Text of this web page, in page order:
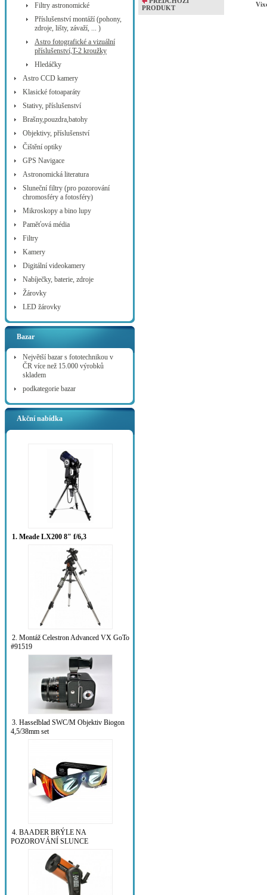
Filtry astronomické
Příslušenství montáží (pohony,
zdroje, lišty, závaží, ... )
Astro fotografické a vizuální
příslušenství,T-2 kroužky
Hledáčky
Astro CCD kamery
Klasické fotoaparáty
Stativy, příslušenství
Brašny,pouzdra,batohy
Objektivy, příslušenství
Čištění optiky
GPS Navigace
Astronomická literatura
Sluneční filtry (pro pozorování
chromosféry a fotosféry)
Mikroskopy a bino lupy
Paměťová média
Filtry
Kamery
Digitální videokamery
Nabíječky, baterie, zdroje
Žárovky
LED žárovky
Bazar
Největší bazar s fototechnikou v
ČR více než 15.000 výrobků
skladem
podkategorie bazar
Akční nabídka
1. Meade LX200 8" f/6,3
2. Montáž Celestron Advanced VX GoTo
#91519
3. Hasselblad SWC/M Objektiv Biogon
4,5/38mm set
4. BAADER BRÝLE NA
POZOROVÁNÍ SLUNCE
PRODUKT